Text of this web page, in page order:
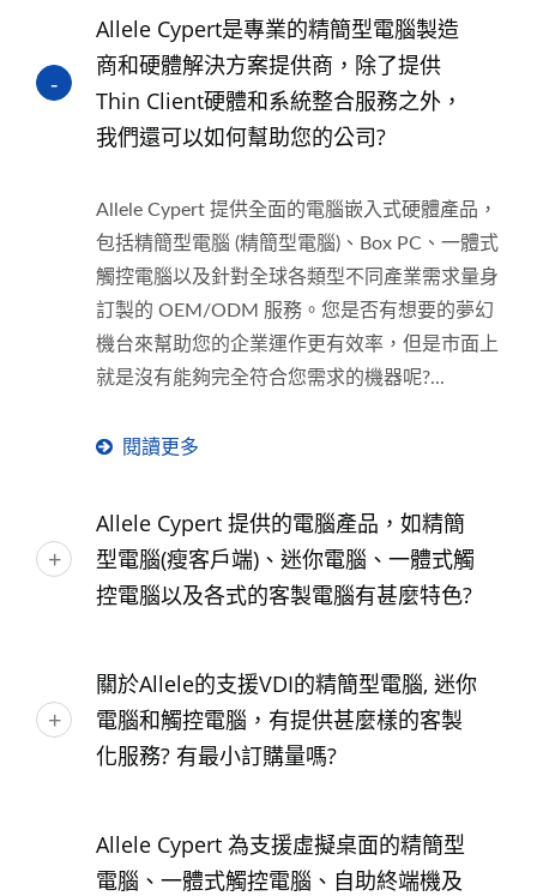
Allele Cypert是專業的精簡型電腦製造
商和硬體解決方案提供商，除了提供
Thin Client硬體和系統整合服務之外，
我們還可以如何幫助您的公司?
Allele Cypert 提供全面的電腦嵌入式硬體產品，
包括精簡型電腦 (精簡型電腦)、Box PC、一體式
觸控電腦以及針對全球各類型不同產業需求量身
訂製的 OEM/ODM 服務。您是否有想要的夢幻
機台來幫助您的企業運作更有效率，但是市面上
就是沒有能夠完全符合您需求的機器呢?...
閱讀更多
Allele Cypert 提供的電腦產品，如精簡
型電腦(瘦客戶端)、迷你電腦、一體式觸
控電腦以及各式的客製電腦有甚麼特色?
關於Allele的支援VDI的精簡型電腦, 迷你
電腦和觸控電腦，有提供甚麼樣的客製
化服務? 有最小訂購量嗎?
Allele Cypert 為支援虛擬桌面的精簡型
電腦、一體式觸控電腦、自助終端機及